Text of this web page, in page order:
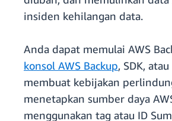
insiden kehilangan data.
Anda dapat memulai AWS
konsol AWS Backup, SDK,
membuat kebijakan
menetapkan sumber daya
menggunakan tag atau ID